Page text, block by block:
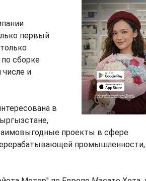
первый
сборке
и
в
проекты в сфере
промышленности,